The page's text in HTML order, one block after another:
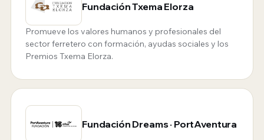
Fundación Txema Elorza
Promueve los valores humanos y profesionales del
sector ferretero con formación, ayudas sociales y los
Premios Txema Elorza.
Fundación Dreams · PortAventura